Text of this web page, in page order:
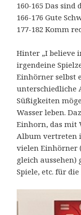
160-165 Das sind
166-176 Gute
177-182 Komm
Hinter „I believe
irgendeine
Einhörner selbst
unterschiedliche
Süßigkeiten
Wasser leben.
Einhorn, das mit
Album vertreten
vielen Einhörner
gleich aussehen)
Spiele, etc. für